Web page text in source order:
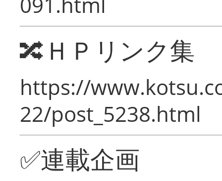
🔀ＨＰリンク集
https://
22/post_5238.html
✅連載企画